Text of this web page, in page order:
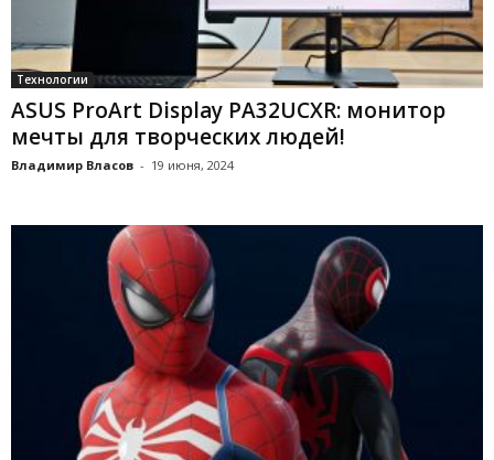
Технологии
ASUS ProArt Display PA32UCXR: монитор
мечты для творческих людей!
Владимир Власов - 19 июня, 2024